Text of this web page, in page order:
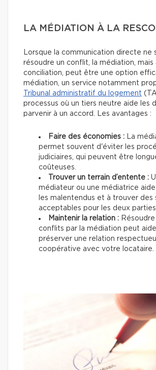
LA MÉDIATION À LA
Lorsque la communication directe ne
résoudre un conflit, la médiation, mais
conciliation, peut être une option
médiation, un service notamment
Tribunal administratif du logement
processus où un tiers neutre aide les
parvenir à un accord. Les avantages :
Faire des économies : La
permet souvent d'éviter les
judiciaires, qui peuvent être
coûteuses.
Trouver un terrain d’entente :
médiateur ou une médiatrice
les malentendus et à trouver des
acceptables pour les deux
Maintenir la relation : Résoudre
conflits par la médiation peut
préserver une relation
coopérative avec votre locataire.